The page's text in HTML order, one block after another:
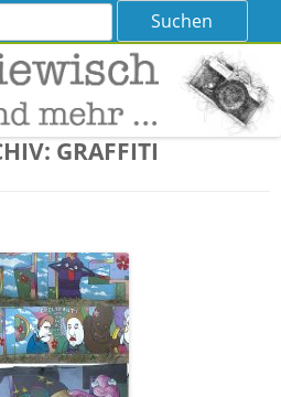
– Fotografieren
zur Fotografie
GRAFFITI